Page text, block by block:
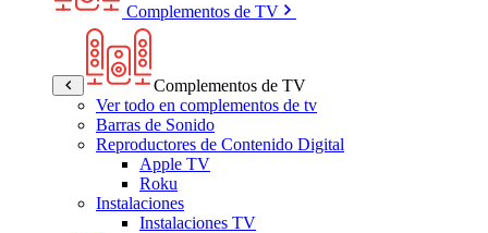
Complementos de TV
Complementos de TV
Ver todo en complementos de tv
Barras de Sonido
Reproductores de Contenido Digital
Apple TV
Roku
Instalaciones
Instalaciones TV